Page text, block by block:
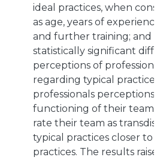
ideal practices, when
as age, years of experience
and further training; and
statistically significant
perceptions of
regarding typical
professionals perceptions
functioning of their team,
rate their team as
typical practices closer to
practices. The results